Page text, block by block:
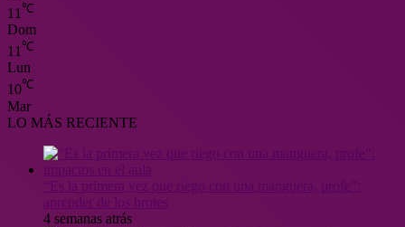
11 ℃
Dom
11 ℃
Lun
10℃
Mar
LO MÁS RECIENTE
4 semanas atrás